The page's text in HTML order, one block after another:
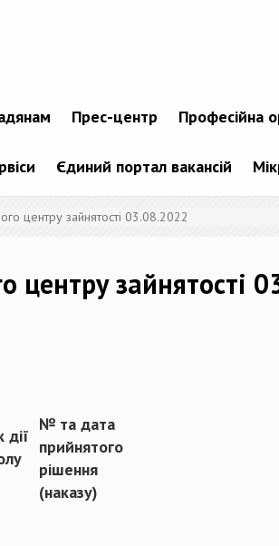
Прес-центр Професійна
Єдиний портал вакансій
центру зайнятості 03.08.2022
центру зайнятості
дії
№ та дата
прийнятого
рішення
(наказу)